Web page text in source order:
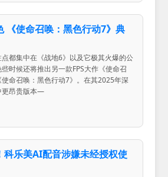
《使命召唤：黑色行动7》典
都集中在《战地6》以及它极其火爆的公
时候还将推出另一款FPS大作《使命召
命召唤：黑色行动7》。在其2025年深
更昂贵版本—
科乐美AI配音涉嫌未经授权使